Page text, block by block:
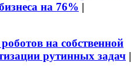
на 76% |
на собственной
рутинных задач |